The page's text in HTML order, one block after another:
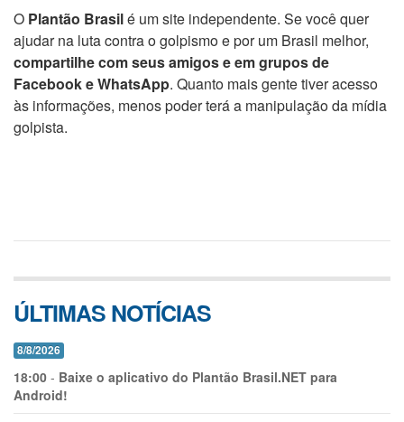
O Plantão Brasilé um site independente. Se você quer
ajudar na luta contra o golpismo e por um Brasil melhor,
compartilhe com seus amigos e em grupos de
Facebook e WhatsApp. Quanto mais gente tiver acesso
às informações, menos poder terá a manipulação da mídia
golpista.
ÚLTIMAS NOTÍCIAS
8/8/2026
18:00 - Baixe o aplicativo do Plantão Brasil.NET para
Android!